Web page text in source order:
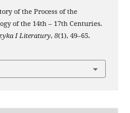
of the Process of the
of the 14th – 17th Centuries.
I Literatury, 8(1), 49–65.